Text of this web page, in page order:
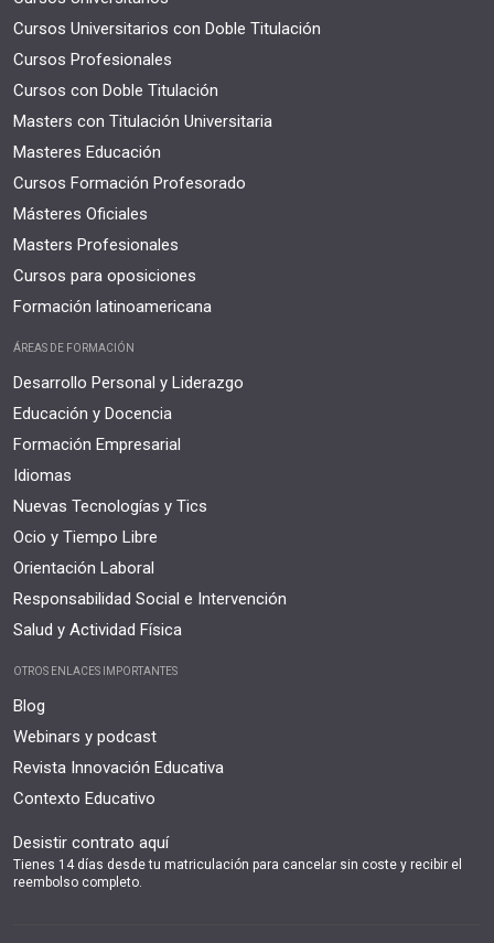
Cursos Universitarios con Doble Titulación
Cursos Profesionales
Cursos con Doble Titulación
Masters con Titulación Universitaria
Masteres Educación
Cursos Formación Profesorado
Másteres Oficiales
Masters Profesionales
Cursos para oposiciones
Formación latinoamericana
ÁREAS DE FORMACIÓN
Desarrollo Personal y Liderazgo
Educación y Docencia
Formación Empresarial
Idiomas
Nuevas Tecnologías y Tics
Ocio y Tiempo Libre
Orientación Laboral
Responsabilidad Social e Intervención
Salud y Actividad Física
OTROS ENLACES IMPORTANTES
Blog
Webinars y podcast
Revista Innovación Educativa
Contexto Educativo
Desistir contrato aquí
Tienes 14 días desde tu matriculación para cancelar sin coste y recibir el
reembolso completo.